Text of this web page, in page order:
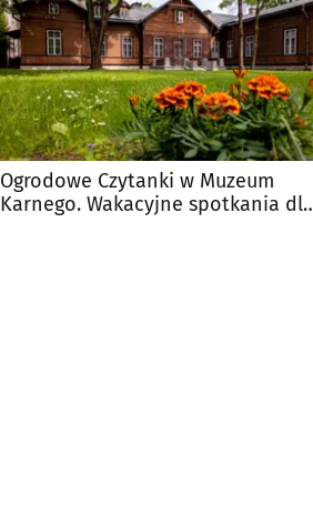
Ogrodowe Czytanki w Muzeum
Karnego. Wakacyjne spotkania dla